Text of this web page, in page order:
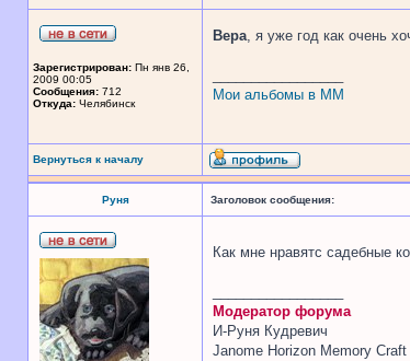
Зарегистрирован: Пн янв 26,
2009 00:05
Сообщения: 712
Откуда: Челябинск
Вера, я уже год как очень
Мои альбомы в ММ
Вернуться к началу
Руня Заголовок сообщения:
Как мне нравятс садебные
Модератор форума
И-Руня Кудревич
Janome Horizon Memory